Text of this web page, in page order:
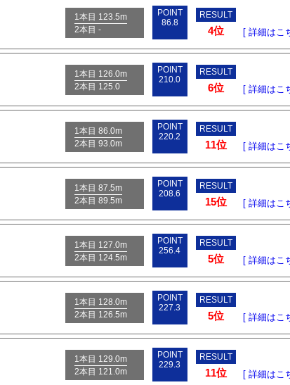
1本目 123.5m
2本目 -
POINT
86.8
RESULT
4位 [ 詳細はこ
1本目 126.0m
2本目 125.0
POINT
210.0
RESULT
6位 [ 詳細はこ
1本目 86.0m
2本目 93.0m
POINT
220.2
RESULT
11位 [ 詳細はこ
1本目 87.5m
2本目 89.5m
POINT
208.6
RESULT
15位 [ 詳細はこ
1本目 127.0m
2本目 124.5m
POINT
256.4
RESULT
5位 [ 詳細はこ
1本目 128.0m
2本目 126.5m
POINT
227.3
RESULT
5位 [ 詳細はこ
1本目 129.0m
2本目 121.0m
POINT
229.3
RESULT
11位 [ 詳細はこ